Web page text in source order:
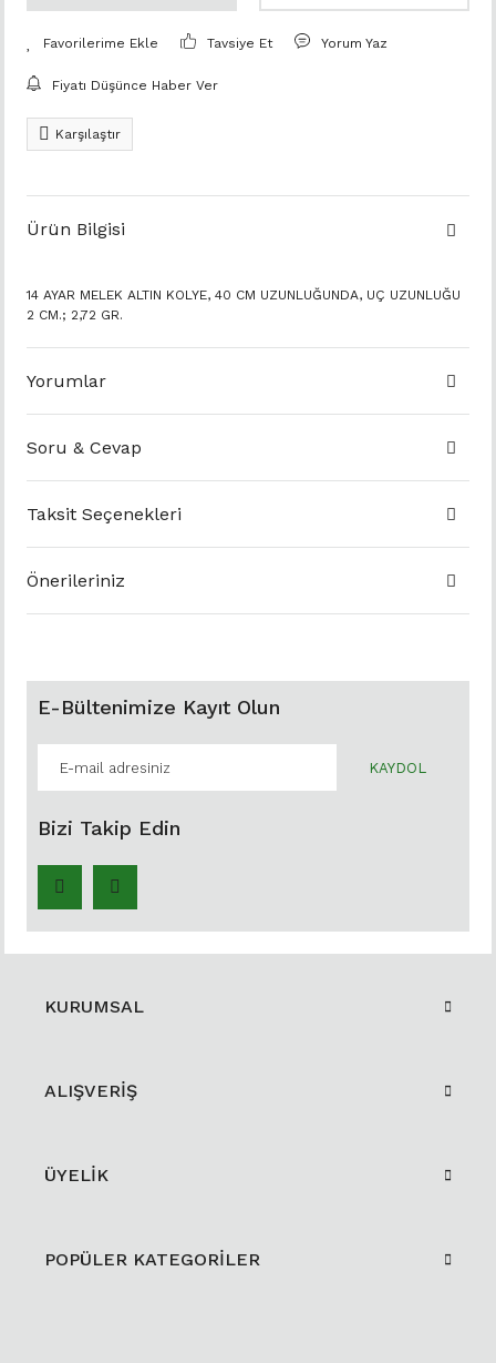
Tavsiye Et Yorum Yaz
Fiyatı Düşünce Haber Ver
Karşılaştır
Ürün Bilgisi
14 AYAR MELEK ALTIN KOLYE, 40 CM UZUNLUĞUNDA, UÇ UZUNLUĞU
2 CM.; 2,72 GR.
Yorumlar
Soru & Cevap
Taksit Seçenekleri
Önerileriniz
E-Bültenimize Kayıt Olun
KAYDOL
Bizi Takip Edin
KURUMSAL
ALIŞVERİŞ
ÜYELİK
POPÜLER KATEGORİLER